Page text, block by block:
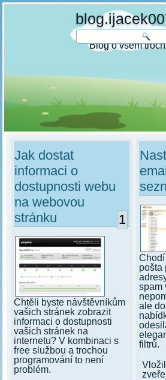
Blog o všem
Jak dostat
informaci o
dostupnosti webu
na webovou
stránku
1
Chtěli byste návštěvníkům
vašich stránek zobrazit
informaci o dostupnosti
vašich stránek na
internetu? V kombinaci s
free službou a trochou
programování to není
problém.
pošta
spam
ale
filtrů.
Vložil